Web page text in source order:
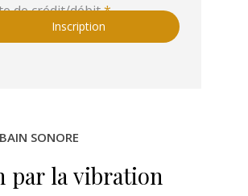
SONORE
par lavibration
de crédit/débit*
Inscription